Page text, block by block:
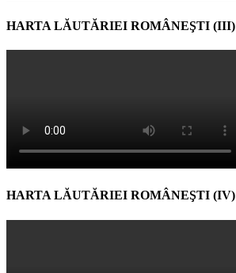
HARTA LĂUTĂRIEI ROMÂNEŞTI (III)
HARTA LĂUTĂRIEI ROMÂNEŞTI (IV)